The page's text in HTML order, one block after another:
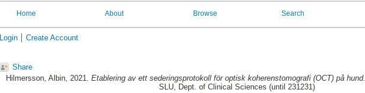
Home About Browse Search
Login Create Account
Share
Hilmersson, Albin, 2021. Etablering av ett sederingsprotokoll för optisk koherenstomografi (OCT) på hund.
SLU, Dept. of Clinical Sciences (until 231231)